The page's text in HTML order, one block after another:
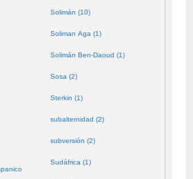
Solimán (10)
Soliman Aga (1)
Solimán Ben-Daoud (1)
Sosa (2)
Sterkin (1)
subalternidad (2)
subversión (2)
Sudáfrica (1)